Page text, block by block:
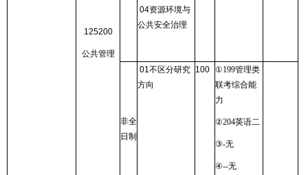
125200
公共管理
04资源环境与
公共安全治理
非全
日制
01不区分研究
方向
100 ①199管理类
联考综合能
力
②204英语二
③-无
④--无